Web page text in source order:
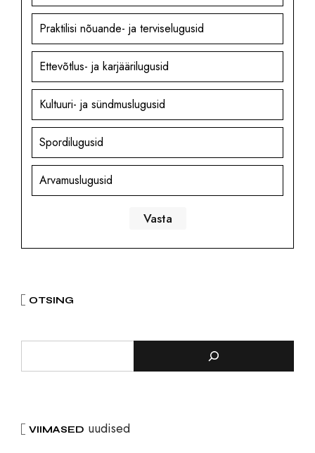
Praktilisi nõuande- ja terviselugusid
Ettevõtlus- ja karjäärilugusid
Kultuuri- ja sündmuslugusid
Spordilugusid
Arvamuslugusid
OTSING
VIIMASED uudised